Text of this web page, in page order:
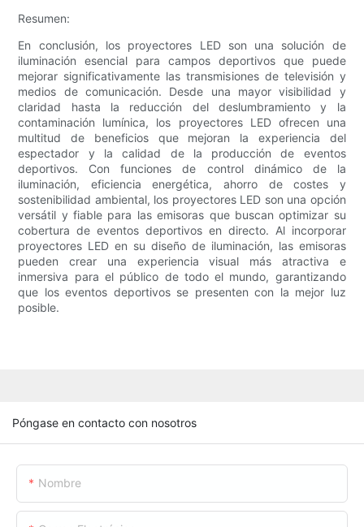
Resumen:
En conclusión, los proyectores LED son una solución de
iluminación esencial para campos deportivos que puede
mejorar significativamente las transmisiones de televisión y
medios de comunicación. Desde una mayor visibilidad y
claridad hasta la reducción del deslumbramiento y la
contaminación lumínica, los proyectores LED ofrecen una
multitud de beneficios que mejoran la experiencia del
espectador y la calidad de la producción de eventos
deportivos. Con funciones de control dinámico de la
iluminación, eficiencia energética, ahorro de costes y
sostenibilidad ambiental, los proyectores LED son una opción
versátil y fiable para las emisoras que buscan optimizar su
cobertura de eventos deportivos en directo. Al incorporar
proyectores LED en su diseño de iluminación, las emisoras
pueden crear una experiencia visual más atractiva e
inmersiva para el público de todo el mundo, garantizando
que los eventos deportivos se presenten con la mejor luz
posible.
Póngase en contacto con nosotros
Nombre